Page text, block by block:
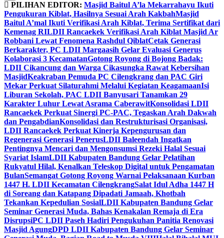
PILIHAN EDITOR: Masjid Baitul A’la Mekarrahayu Ikuti
Pengukuran Kiblat, Hasilnya Sesuai Arah KakbahMasjid
Baitul A’mal Ikuti Verifikasi Arah Kiblat, Terima Sertifikat dari
Kemenag RILDII Rancaekek Verifikasi Arah Kiblat Masjid Ar
Robbani Lewat Fenomena Rashdul QiblatCetak Generasi
Berkarakter, PC LDII Margaasih Gelar Evaluasi Generus
Kolaborasi 3 KecamatanGotong Royong di Bojong Badak:
LDII Cikancung dan Warga Cikasungka Rawat Kebersihan
MasjidKeakraban Pemuda PC Cilengkrang dan PAC Giri
Mekar Perkuat Silaturahmi Melalui Kegiatan KeagamaanIsi
Liburan Sekolah, PAC LDII Banyusari Tanamkan 29
Karakter Luhur Lewat Asrama CaberawitKonsolidasi LDII
Rancaekek Perkuat Sinergi PC-PAC, Tegaskan Arah Dakwah
dan PengabdianKonsolidasi dan Restrukturisasi Organisasi,
LDII Rancaekek Perkuat Kinerja Kepengurusan dan
Regenerasi Generasi PenerusLDII Baleendah Ingatkan
Pentingnya Mencari dan Mengonsumsi Rezeki Halal Sesuai
Syariat IslamLDII Kabupaten Bandung Gelar Pelatihan
Rukyatul Hilal, Kenalkan Teleskop Digital untuk Pengamatan
BulanSemangat Gotong Royong Warnai Pelaksanaan Kurban
1447 H. LDII Kecamatan CilengkrangSalat Idul Adha 1447 H
di Soreang dan Katapang Dipadati Jamaah, Khotbah
Tekankan Kepedulian SosialLDII Kabupaten Bandung Gelar
Seminar Generasi Muda, Bahas Kenakalan Remaja di Era
DisrupsiPC LDII Paseh Hadiri Pengukuhan Panitia Renovasi
Masjid AgungDPD LDII Kabupaten Bandung Gelar Seminar